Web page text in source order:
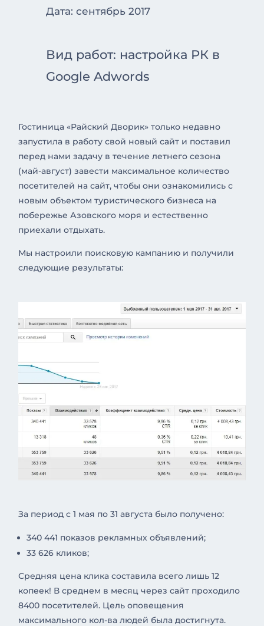
Дата: сентябрь 2017
Вид работ: настройка РК в
Google Adwords
Гостиница «Райский Дворик» только недавно
запустила в работу свой новый сайт и поставил
перед нами задачу в течение летнего сезона
(май-август) завести максимальное количество
посетителей на сайт, чтобы они ознакомились с
новым объектом туристического бизнеса на
побережье Азовского моря и естественно
приехали отдыхать.
Мы настроили поисковую кампанию и получили
следующие результаты:
За период с 1 мая по 31 августа было получено:
340 441 показов рекламных объявлений;
33 626 кликов;
Средняя цена клика составила всего лишь 12
копеек! В среднем в месяц через сайт проходило
8400 посетителей. Цель оповещения
максимального кол-ва людей была достигнута.